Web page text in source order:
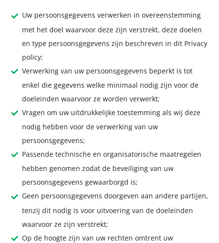
Uw persoonsgegevens verwerken in overeenstemming
met het doel waarvoor deze zijn verstrekt, deze doelen
en type persoonsgegevens zijn beschreven in dit Privacy
policy;
Verwerking van uw persoonsgegevens beperkt is tot
enkel die gegevens welke minimaal nodig zijn voor de
doeleinden waarvoor ze worden verwerkt;
Vragen om uw uitdrukkelijke toestemming als wij deze
nodig hebben voor de verwerking van uw
persoonsgegevens;
Passende technische en organisatorische maatregelen
hebben genomen zodat de beveiliging van uw
persoonsgegevens gewaarborgd is;
Geen persoonsgegevens doorgeven aan andere partijen,
tenzij dit nodig is voor uitvoering van de doeleinden
waarvoor ze zijn verstrekt;
Op de hoogte zijn van uw rechten omtrent uw